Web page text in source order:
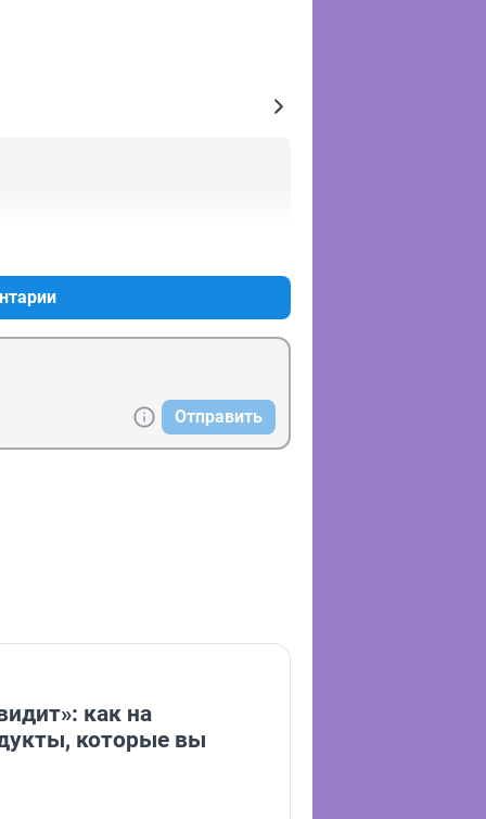
Отправить
как на
которые вы